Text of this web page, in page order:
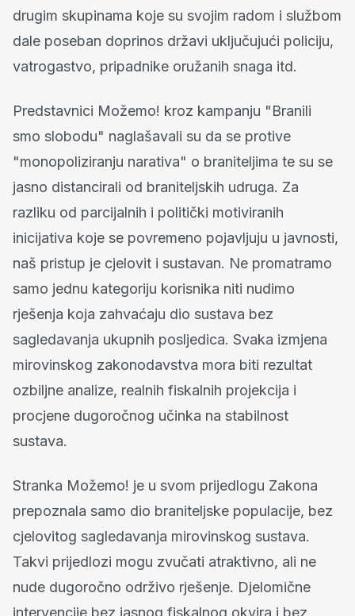
drugim skupinama koje su svojim radom i službom
dale poseban doprinos državi uključujući policiju,
vatrogastvo, pripadnike oružanih snaga itd.
Predstavnici Možemo! kroz kampanju "Branili
smo slobodu" naglašavali su da se protive
"monopoliziranju narativa" o braniteljima te su se
jasno distancirali od braniteljskih udruga. Za
razliku od parcijalnih i politički motiviranih
inicijativa koje se povremeno pojavljuju u javnosti,
naš pristup je cjelovit i sustavan. Ne promatramo
samo jednu kategoriju korisnika niti nudimo
rješenja koja zahvaćaju dio sustava bez
sagledavanja ukupnih posljedica. Svaka izmjena
mirovinskog zakonodavstva mora biti rezultat
ozbiljne analize, realnih fiskalnih projekcija i
procjene dugoročnog učinka na stabilnost
sustava.
Stranka Možemo! je u svom prijedlogu Zakona
prepoznala samo dio braniteljske populacije, bez
cjelovitog sagledavanja mirovinskog sustava.
Takvi prijedlozi mogu zvučati atraktivno, ali ne
nude dugoročno održivo rješenje. Djelomične